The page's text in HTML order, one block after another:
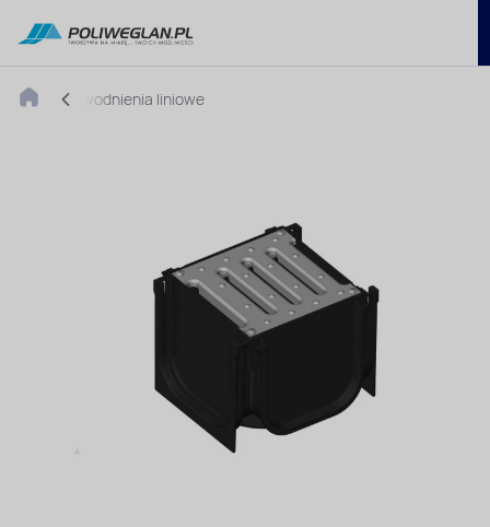
Odwodnienia liniowe